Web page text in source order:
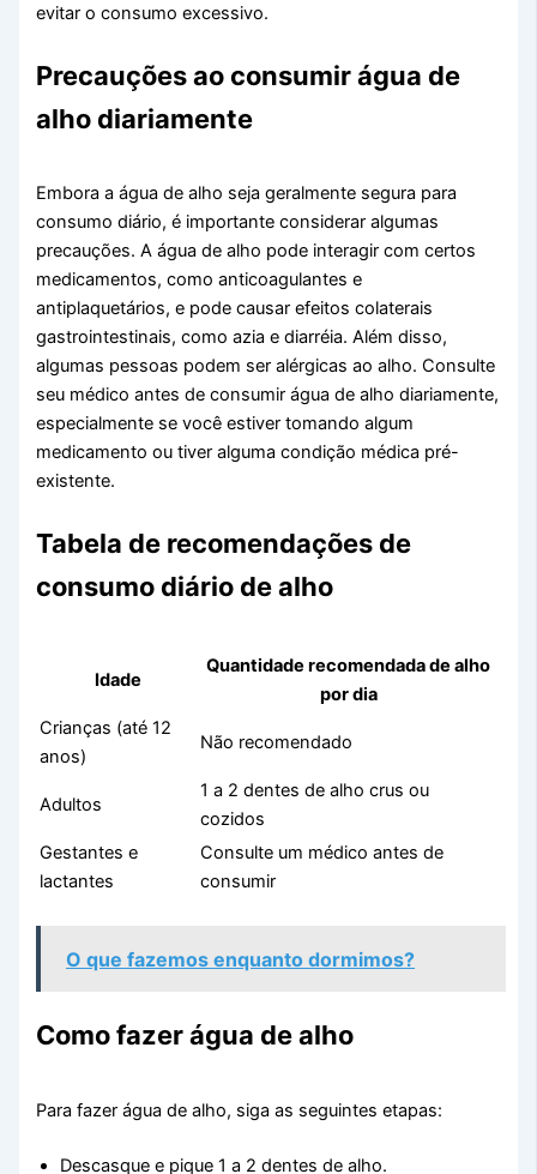
evitar o consumo excessivo.
Precauções ao consumir água de
alho diariamente
Embora a água de alho seja geralmente segura para
consumo diário, é importante considerar algumas
precauções. A água de alho pode interagir com certos
medicamentos, como anticoagulantes e
antiplaquetários, e pode causar efeitos colaterais
gastrointestinais, como azia e diarréia. Além disso,
algumas pessoas podem ser alérgicas ao alho. Consulte
seu médico antes de consumir água de alho diariamente,
especialmente se você estiver tomando algum
medicamento ou tiver alguma condição médica pré-
existente.
Tabela de recomendações de
consumo diário de alho
Idade
Quantidade recomendada de alho
por dia
Crianças (até 12
anos)
Não recomendado
Adultos
1 a 2 dentes de alho crus ou
cozidos
Gestantes e
lactantes
Consulte um médico antes de
consumir
O que fazemos enquanto dormimos?
Como fazer água de alho
Para fazer água de alho, siga as seguintes etapas:
Descasque e pique 1 a 2 dentes de alho.